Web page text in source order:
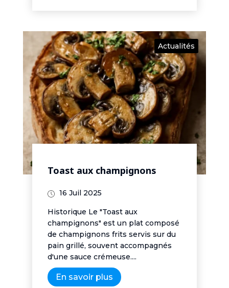
Actualités
Toast aux champignons
16 Juil 2025
Historique Le "Toast aux
champignons" est un plat composé
de champignons frits servis sur du
pain grillé, souvent accompagnés
d'une sauce crémeuse....
En savoir plus